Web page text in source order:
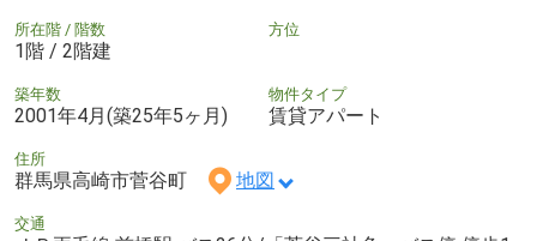
所在階 / 階数
1階 / 2階建
方位
築年数
2001年4月(築25年5ヶ月)
物件タイプ
賃貸アパート
住所
群馬県高崎市菅谷町 地図
交通